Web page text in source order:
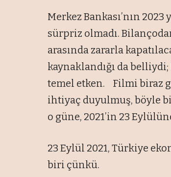
Merkez Bankası’nın
sürpriz olmadı.
arasında zararla
kaynaklandığı da
temel etken. Filmi biraz
ihtiyaç duyulmuş, böyle
o güne, 2021’in 23
23 Eylül 2021, Türkiye
biri çünkü.